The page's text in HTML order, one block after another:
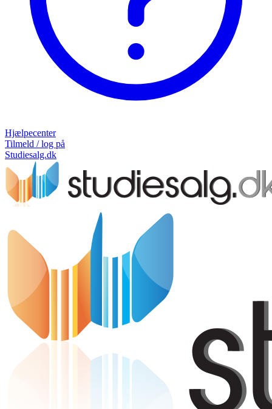
Hjælpecenter
Tilmeld / log på
Studiesalg.dk